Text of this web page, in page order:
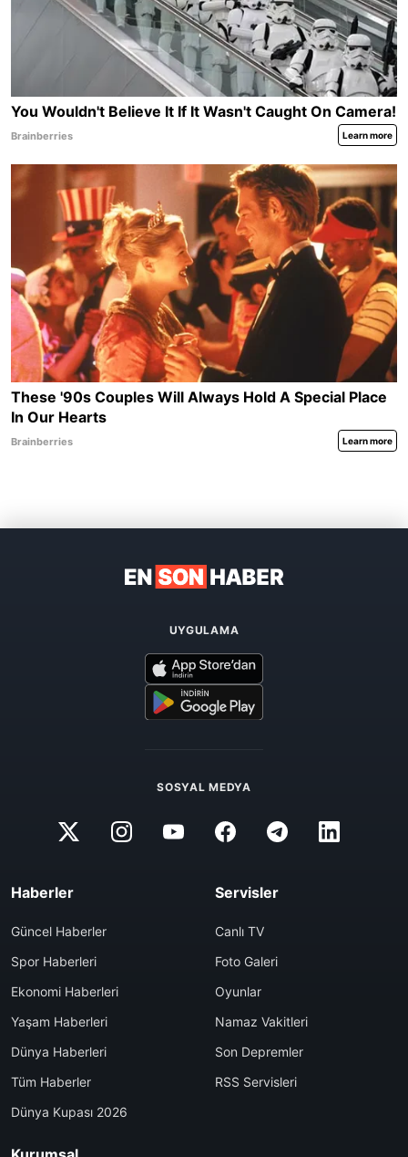
UYGULAMA
SOSYAL MEDYA
Haberler
Güncel Haberler
Spor Haberleri
Ekonomi Haberleri
Yaşam Haberleri
Dünya Haberleri
Tüm Haberler
Dünya Kupası 2026
Servisler
Canlı TV
Foto Galeri
Oyunlar
Namaz Vakitleri
Son Depremler
RSS Servisleri